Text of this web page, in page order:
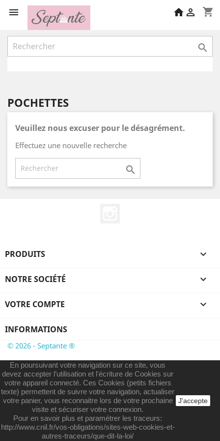
 shopping_cart
home 

POCHETTES
Veuillez nous excuser pour le désagrément.
Effectuez une nouvelle recherche

PRODUITS 
NOTRE SOCIÉTÉ 
VOTRE COMPTE 
INFORMATIONS
En poursuivant votre navigation sur ce site, vous
devez accepter l’utilisation et l'écriture de Cookies sur
votre appareil connecté. Ces Cookies (petits fichiers
texte) permettent de suivre votre navigation, actualiser
votre panier, vous reconnaitre lors de votre prochaine
visite et sécuriser votre connexion.
Pour en savoir plus et paramétrer les traceurs:
http://www.cnil.fr/vos-obligations/sites-web-cookies-et-
autres-traceurs/que-dit-la-loi/
J'accepte
© 2026 - Septante ®